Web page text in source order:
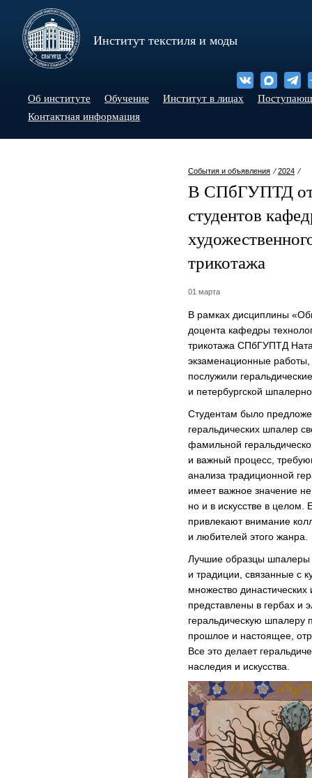
Институт текстиля и моды
Об институте Обучение Институт в лицах
Контактная информация
События и объявления ⁄2024 ⁄
В СПбГУПТД
студентов
трикотажа
01 марта
В рамках дисциплины
доцента кафедры
трикотажа СПбГУПТД
экзаменационные
послужили
и петербургской
Студентам было
геральдических шпалер
фамильной
и важный процесс,
анализа традиционной
имеет важное значение
но и в искусстве в целом.
привлекают внимание
и любителей этого жанра.
Лучшие образцы шпалеры
и традиции, связанные с
множество
представлены в гербах и
геральдическую шпалеру
прошлое и настоящее,
Все это делает
наследия и искусства.